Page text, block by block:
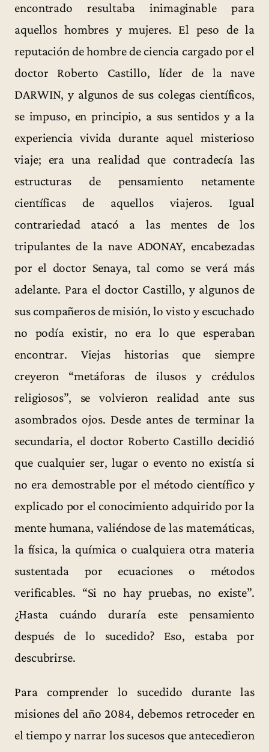
encontrado resultaba inimaginable para
aquellos hombres y mujeres. El peso de la
reputación de hombre de ciencia cargado por el
doctor Roberto Castillo, líder de la nave
DARWIN, y algunos de sus colegas científicos,
se impuso, en principio, a sus sentidos y a la
experiencia vivida durante aquel misterioso
viaje; era una realidad que contradecía las
estructuras de pensamiento netamente
científicas de aquellos viajeros. Igual
contrariedad atacó a las mentes de los
tripulantes de la nave ADONAY, encabezadas
por el doctor Senaya, tal como se verá más
adelante. Para el doctor Castillo, y algunos de
sus compañeros de misión, lo visto y escuchado
no podía existir, no era lo que esperaban
encontrar. Viejas historias que siempre
creyeron “metáforas de ilusos y crédulos
religiosos”, se volvieron realidad ante sus
asombrados ojos. Desde antes de terminar la
secundaria, el doctor Roberto Castillo decidió
que cualquier ser, lugar o evento no existía si
no era demostrable por el método científico y
explicado por el conocimiento adquirido por la
mente humana, valiéndose de las matemáticas,
la física, la química o cualquiera otra materia
sustentada por ecuaciones o métodos
verificables. “Si no hay pruebas, no existe”.
¿Hasta cuándo duraría este pensamiento
después de lo sucedido? Eso, estaba por
descubrirse.
Para comprender lo sucedido durante las
misiones del año 2084, debemos retroceder en
el tiempo y narrar los sucesos que antecedieron